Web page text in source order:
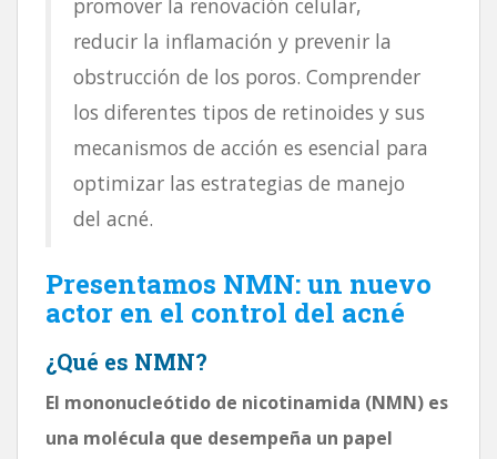
reducir la inflamación y prevenir la
obstrucción de los poros. Comprender
los diferentes tipos de retinoides y sus
mecanismos de acción es esencial para
optimizar las estrategias de manejo
del acné.
Presentamos NMN: un nuevo
actor en el control del acné
¿Qué es NMN?
El mononucleótido de nicotinamida (NMN) es
una molécula que desempeña un papel